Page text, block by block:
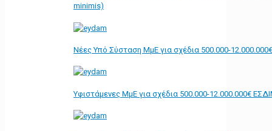
minimis)
Νέες Υπό Σύσταση ΜμΕ για σχέδια 500.000-
Υφιστάμενες ΜμΕ για σχέδια 500.000-12.000.000€